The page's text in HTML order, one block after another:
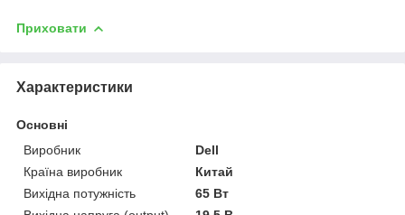
Приховати
Характеристики
Основні
Виробник
Dell
Країна виробник
Китай
Вихідна потужність
65 Вт